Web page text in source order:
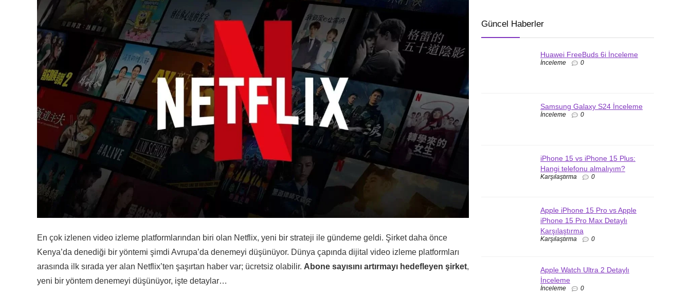
En çok izlenen video izleme platformlarından biri olan Netflix, yeni bir strateji ile gündeme geldi. Şirket daha önce
Kenya’da denediği bir yöntemi şimdi Avrupa’da denemeyi düşünüyor. Dünya çapında dijital video izleme platformları
arasında ilk sırada yer alan Netflix’ten şaşırtan haber var; ücretsiz olabilir. Abone sayısını artırmayı hedefleyen şirket,
yeni bir yöntem denemeyi düşünüyor, işte detaylar…
Güncel Haberler
Huawei FreeBuds 6i İnceleme
İnceleme 0
Samsung Galaxy S24 İnceleme
İnceleme 0
iPhone 15 vs iPhone 15 Plus:
Hangi telefonu almalıyım?
Karşılaştırma 0
Apple iPhone 15 Pro vs Apple
iPhone 15 Pro Max Detaylı
Karşılaştırma
Karşılaştırma 0
Apple Watch Ultra 2 Detaylı
İnceleme
İnceleme 0